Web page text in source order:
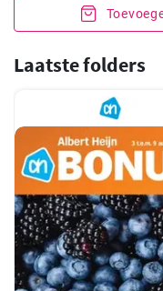
Laatste folders